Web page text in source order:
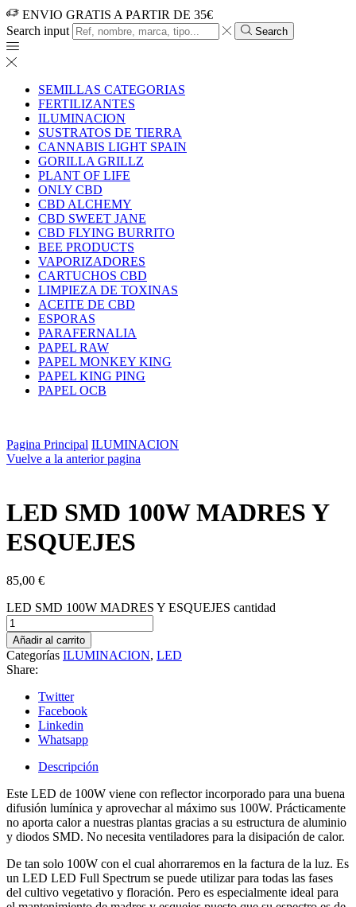
ENVIO GRATIS A PARTIR DE 35€
Search input
Search
SEMILLAS CATEGORIAS
FERTILIZANTES
ILUMINACION
SUSTRATOS DE TIERRA
CANNABIS LIGHT SPAIN
GORILLA GRILLZ
PLANT OF LIFE
ONLY CBD
CBD ALCHEMY
CBD SWEET JANE
CBD FLYING BURRITO
BEE PRODUCTS
VAPORIZADORES
CARTUCHOS CBD
LIMPIEZA DE TOXINAS
ACEITE DE CBD
ESPORAS
PARAFERNALIA
PAPEL RAW
PAPEL MONKEY KING
PAPEL KING PING
PAPEL OCB
Pagina Principal ILUMINACION
Vuelve a la anterior pagina
LED SMD 100W MADRES Y
ESQUEJES
85,00 €
LED SMD 100W MADRES Y ESQUEJES cantidad
Añadir al carrito
Categorías ILUMINACION, LED
Share:
Twitter
Facebook
Linkedin
Whatsapp
Descripción
Este LED de 100W viene con reflector incorporado para una buena
difusión lumínica y aprovechar al máximo sus 100W. Prácticamente
no aporta calor a nuestras plantas gracias a su estructura de aluminio
y diodos SMD. No necesita ventiladores para la disipación de calor.
De tan solo 100W con el cual ahorraremos en la factura de la luz. Es
un LED LED Full Spectrum se puede utilizar para todas las fases
del cultivo vegetativo y floración. Pero es especialmente ideal para